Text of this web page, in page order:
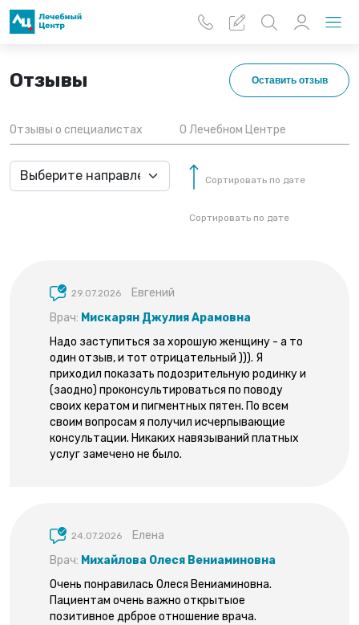
Перейти к основному содержанию
Отзывы Оставить отзыв
Отзывы о специалистах О Лечебном Центре
Сортировать по дате
Сортировать по дате
29.07.2026
Евгений
Врач: Мискарян Джулия Арамовна
Надо заступиться за хорошую женщину - а то
один отзыв, и тот отрицательный ))). Я
приходил показать подозрительную родинку и
(заодно) проконсультироваться по поводу
своих кератом и пигментных пятен. По всем
своим вопросам я получил исчерпывающие
консультации. Никаких навязываний платных
услуг замечено не было.
24.07.2026
Елена
Врач: Михайлова Олеся Вениаминовна
Очень понравилась Олеся Вениаминовна.
Пациентам очень важно открытыое
позитивное дрброе отношение врача.